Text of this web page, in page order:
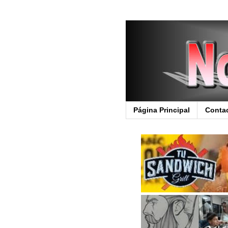
Página Principal